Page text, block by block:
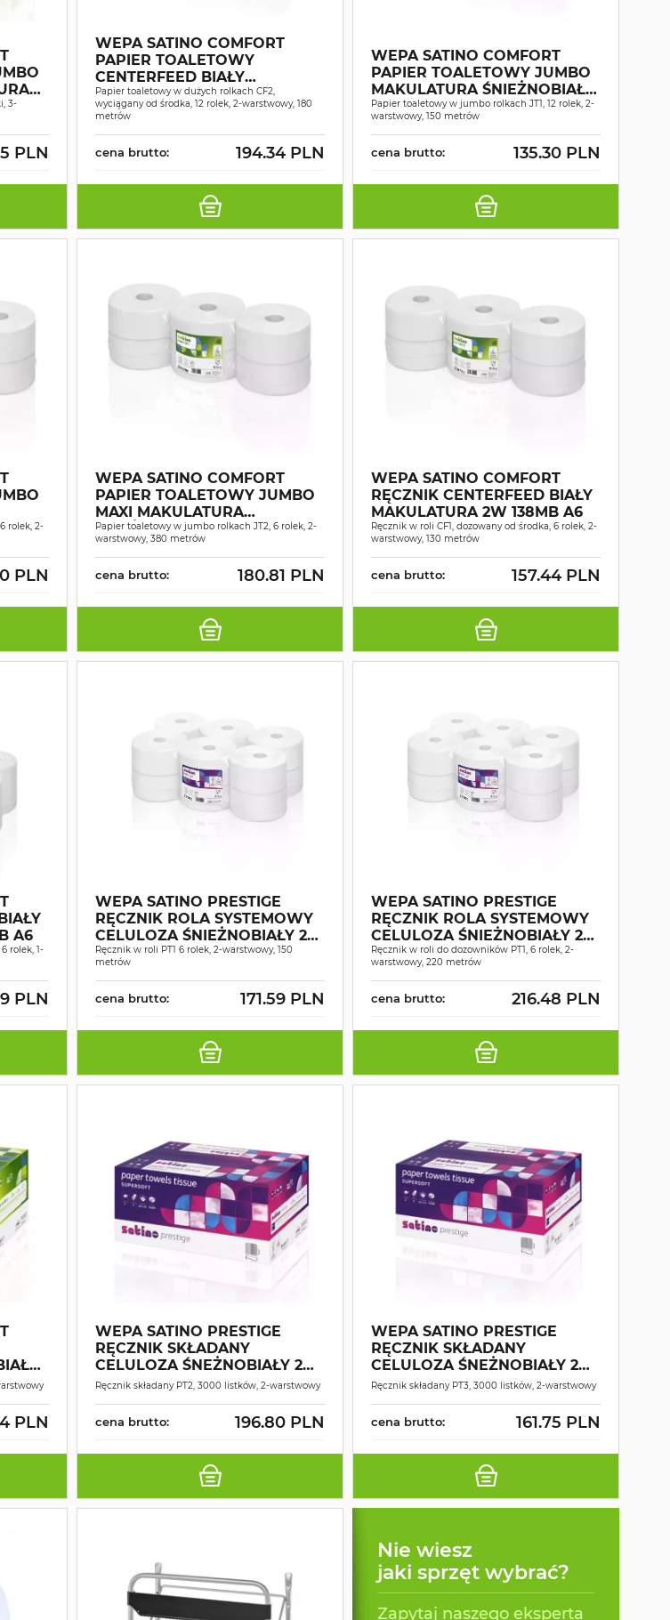
A24
3-
PLN
WEPA SATINO COMFORT
PAPIER TOALETOWY
CENTERFEED BIAŁY
MAKULATURA 2W 180MB A12
Papier toaletowy w dużych rolkach CF2,
wyciągany od środka, 12 rolek, 2-warstwowy, 180
metrów
cena brutto: 194.34 PLN
WEPA SATINO COMFORT
PAPIER TOALETOWY JUMBO
MAKULATURA ŚNIEŻNOBIAŁY
2W 150MB A12
Papier toaletowy w jumbo rolkach JT1, 12 rolek, 2-
warstwowy, 150 metrów
cena brutto: 135.30 PLN
rolek, 2-
PLN
WEPA SATINO COMFORT
PAPIER TOALETOWY JUMBO
MAXI MAKULATURA
ŚNIEŻNOBIAŁY 2W 380MB A6
Papier toaletowy w jumbo rolkach JT2, 6 rolek, 2-
warstwowy, 380 metrów
cena brutto: 180.81 PLN
WEPA SATINO COMFORT
RĘCZNIK CENTERFEED BIAŁY
MAKULATURA 2W 138MB A6
Ręcznik w roli CF1, dozowany od środka, 6 rolek, 2-
warstwowy, 130 metrów
cena brutto: 157.44 PLN
A6
rolek, 1-
PLN
WEPA SATINO PRESTIGE
RĘCZNIK ROLA SYSTEMOWY
CELULOZA ŚNIEŻNOBIAŁY 2W
150MB A6
Ręcznik w roli PT1 6 rolek, 2-warstwowy, 150
metrów
cena brutto: 171.59 PLN
WEPA SATINO PRESTIGE
RĘCZNIK ROLA SYSTEMOWY
CELULOZA ŚNIEŻNOBIAŁY 2W
220MB A6
Ręcznik w roli do dozowników PT1, 6 rolek, 2-
warstwowy, 220 metrów
cena brutto: 216.48 PLN
PLN
WEPA SATINO PRESTIGE
RĘCZNIK SKŁADANY
CELULOZA ŚNEŻNOBIAŁY 2W
20,6X32,0CM 3000 SZT.
Ręcznik składany PT2, 3000 listków, 2-warstwowy
cena brutto: 196.80 PLN
WEPA SATINO PRESTIGE
RĘCZNIK SKŁADANY
CELULOZA ŚNEŻNOBIAŁY 2W
25,0X23,0CM 3000 SZT.
Ręcznik składany PT3, 3000 listków, 2-warstwowy
cena brutto: 161.75 PLN
Nie wiesz
jaki sprzęt wybrać?
Zapytaj naszego eksperta